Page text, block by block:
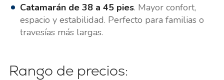
Catamarán de 38 a 45 pies. Mayor confort,
espacio y estabilidad. Perfecto para familias o
travesías más largas.
Rango de precios: